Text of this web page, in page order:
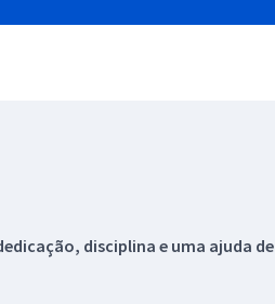
disciplina e uma ajuda de